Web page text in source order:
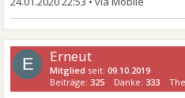
E Erneut
Mitglied seit:09.10.2019
Beiträge: 325 Danke: 333